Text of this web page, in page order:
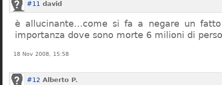
#11 david
è allucinante…come si fa a negare un
importanza dove sono morte 6 milioni di
18 Nov 2008, 15:58
#12 Alberto P.